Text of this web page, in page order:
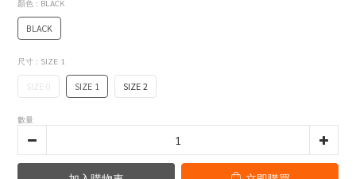
顏色 : BLACK
BLACK
尺寸 : SIZE 1
SIZE 0 SIZE 1 SIZE 2
數量